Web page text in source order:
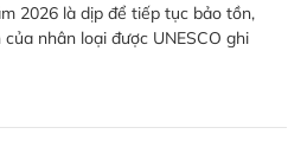
2026 là dịp để tiếp tục bảo tồn,
nhân loại được UNESCO ghi